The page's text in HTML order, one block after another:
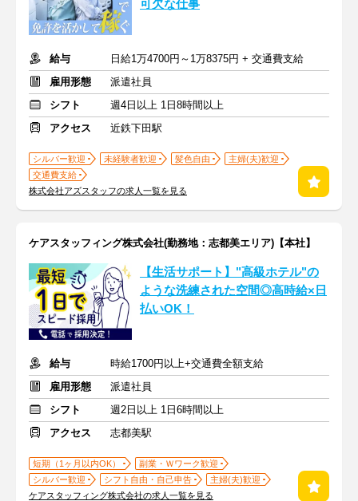
可欠な仕事
給与
日給1万4700円～1万8375円 + 交通費支給
雇用形態
派遣社員
シフト
週4日以上 1日8時間以上
アクセス
近鉄下田駅
シルバー歓迎 未経験者歓迎 髪色自由
主婦(夫)歓迎
交通費支給
株式会社アズスタッフの求人一覧を見る
ケアスタッフィング株式会社(勤務地：志都美エリア)【本社】
【生活サポート】"高級ホテル"の
ような洗練された空間◎高時給×日
払いOK！
給与
時給1700円以上+交通費全額支給
雇用形態
派遣社員
シフト
週2日以上 1日6時間以上
アクセス
志都美駅
短期（1ヶ月以内OK）
副業・Ｗワーク歓迎
シルバー歓迎
シフト自由・自己申告
主婦(夫)歓迎
ケアスタッフィング株式会社の求人一覧を見る